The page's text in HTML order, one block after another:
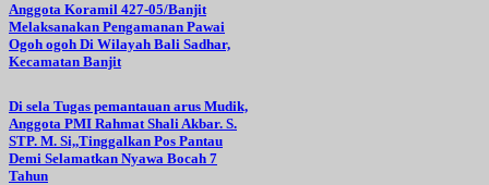
Anggota Koramil 427-05/Banjit
Melaksanakan Pengamanan Pawai
Ogoh ogoh Di Wilayah Bali Sadhar,
Kecamatan Banjit
Di sela Tugas pemantauan arus Mudik,
Anggota PMI Rahmat Shali Akbar. S.
STP. M. Si,,Tinggalkan Pos Pantau
Demi Selamatkan Nyawa Bocah 7
Tahun